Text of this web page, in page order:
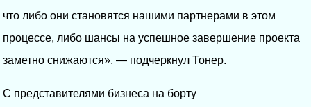
что либо они становятся нашими партнерами в этом
процессе, либо шансы на успешное завершение проекта
заметно снижаются», — подчеркнул Тонер.
С представителями бизнеса на борту